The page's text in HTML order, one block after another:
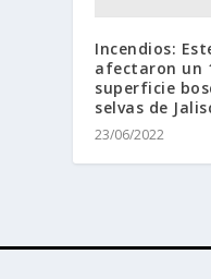
Incendios:
afectaron un
superficie
selvas de
23/06/2022